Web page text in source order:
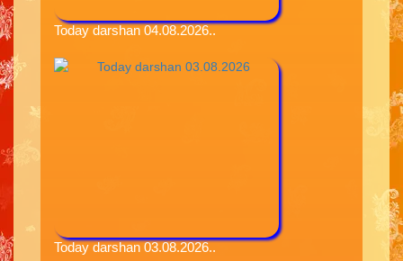
Today darshan 04.08.2026..
Today darshan 03.08.2026..